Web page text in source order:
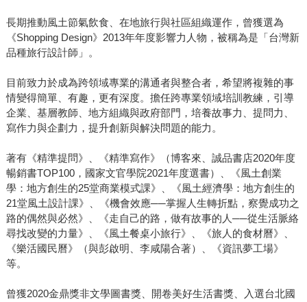
長期推動風土節氣飲食、在地旅行與社區組織運作，曾獲選為
《Shopping Design》2013年年度影響力人物，被稱為是「台灣新
品種旅行設計師」。
目前致力於成為跨領域專業的溝通者與整合者，希望將複雜的事
情變得簡單、有趣，更有深度。擔任跨專業領域培訓教練，引導
企業、基層教師、地方組織與政府部門，培養故事力、提問力、
寫作力與企劃力，提升創新與解決問題的能力。
著有《精準提問》、《精準寫作》（博客來、誠品書店2020年度
暢銷書TOP100，國家文官學院2021年度選書）、《風土創業
學：地方創生的25堂商業模式課》、《風土經濟學：地方創生的
21堂風土設計課》、《機會效應──掌握人生轉折點，察覺成功之
路的偶然與必然》、《走自己的路，做有故事的人──從生活脈絡
尋找改變的力量》、《風土餐桌小旅行》、《旅人的食材曆》、
《樂活國民曆》（與彭啟明、李咸陽合著）、《資訊夢工場》
等。
曾獲2020金鼎獎非文學圖書獎、開卷美好生活書獎、入選台北國